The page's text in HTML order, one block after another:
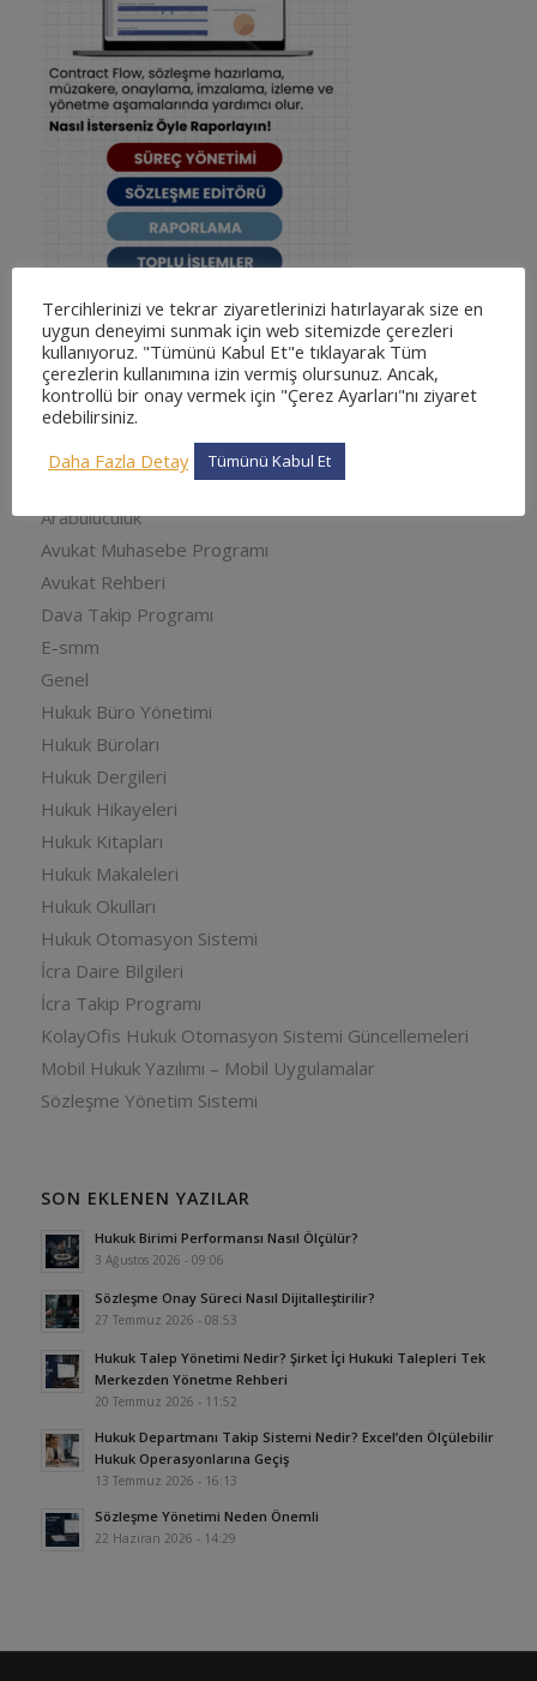
KATEGORILER
adliyesine nasıl gidilir
adliyesine nasıl gidilir
Arabuluculuk
Avukat Muhasebe Programı
Avukat Rehberi
Dava Takip Programı
E-smm
Genel
Hukuk Büro Yönetimi
Hukuk Büroları
Hukuk Dergileri
Hukuk Hikayeleri
Hukuk Kitapları
Hukuk Makaleleri
Hukuk Okulları
Hukuk Otomasyon Sistemi
İcra Daire Bilgileri
İcra Takip Programı
KolayOfis Hukuk Otomasyon Sistemi Güncellemeleri
Mobil Hukuk Yazılımı – Mobil Uygulamalar
Sözleşme Yönetim Sistemi
SON EKLENEN YAZILAR
Hukuk Birimi Performansı Nasıl Ölçülür?
3 Ağustos 2026 - 09:06
Sözleşme Onay Süreci Nasıl Dijitalleştirilir?
27 Temmuz 2026 - 08:53
Hukuk Talep Yönetimi Nedir? Şirket İçi Hukuki Talepleri Tek
Merkezden Yönetme Rehberi
20 Temmuz 2026 - 11:52
Hukuk Departmanı Takip Sistemi Nedir? Excel’den Ölçülebilir
Hukuk Operasyonlarına Geçiş
13 Temmuz 2026 - 16:13
Sözleşme Yönetimi Neden Önemli
22 Haziran 2026 - 14:29
Tercihlerinizi ve tekrar ziyaretlerinizi hatırlayarak size en
uygun deneyimi sunmak için web sitemizde çerezleri
kullanıyoruz. "Tümünü Kabul Et"e tıklayarak Tüm
çerezlerin kullanımına izin vermiş olursunuz. Ancak,
kontrollü bir onay vermek için "Çerez Ayarları"nı ziyaret
edebilirsiniz.
Daha Fazla Detay
Tümünü Kabul Et